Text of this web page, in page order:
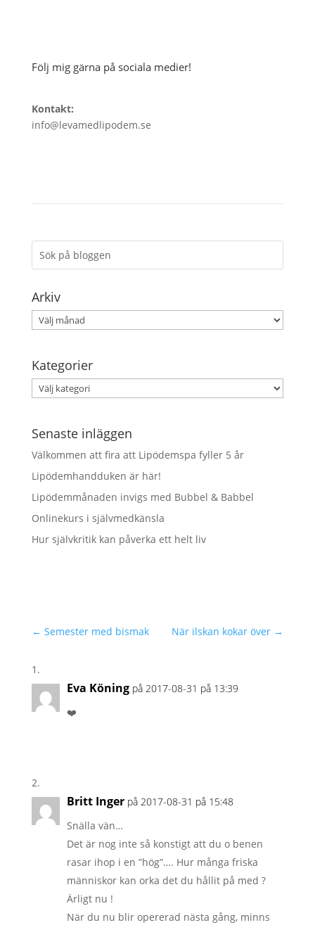
Följ mig gärna på sociala medier!
Kontakt:
info@levamedlipodem.se
Arkiv
Arkiv
Kategorier
Kategorier
Senaste inläggen
Välkommen att fira att Lipödemspa fyller 5 år
Lipödemhandduken är här!
Lipödemmånaden invigs med Bubbel & Babbel
Onlinekurs i självmedkänsla
Hur självkritik kan påverka ett helt liv
← Semester med bismak När ilskan kokar över →
Eva Köning på 2017-08-31 på 13:39
❤️
Britt Inger på 2017-08-31 på 15:48
Snälla vän…
Det är nog inte så konstigt att du o benen
rasar ihop i en ”hög”…. Hur många friska
människor kan orka det du hållit på med ?
Ärligt nu !
När du nu blir opererad nästa gång, minns